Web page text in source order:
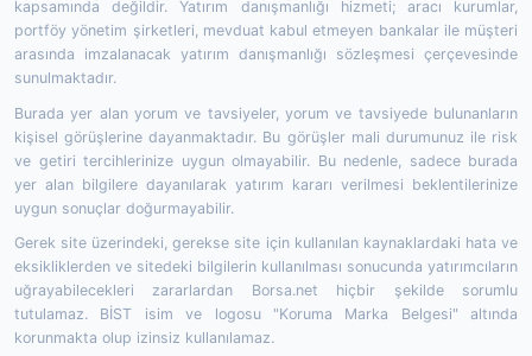
kapsamında değildir. Yatırım danışmanlığı hizmeti; aracı kurumlar,
portföy yönetim şirketleri, mevduat kabul etmeyen bankalar ile müşteri
arasında imzalanacak yatırım danışmanlığı sözleşmesi çerçevesinde
sunulmaktadır.
Burada yer alan yorum ve tavsiyeler, yorum ve tavsiyede bulunanların
kişisel görüşlerine dayanmaktadır. Bu görüşler mali durumunuz ile risk
ve getiri tercihlerinize uygun olmayabilir. Bu nedenle, sadece burada
yer alan bilgilere dayanılarak yatırım kararı verilmesi beklentilerinize
uygun sonuçlar doğurmayabilir.
Gerek site üzerindeki, gerekse site için kullanılan kaynaklardaki hata ve
eksikliklerden ve sitedeki bilgilerin kullanılması sonucunda yatırımcıların
uğrayabilecekleri zararlardan Borsa.net hiçbir şekilde sorumlu
tutulamaz. BİST isim ve logosu "Koruma Marka Belgesi" altında
korunmakta olup izinsiz kullanılamaz.